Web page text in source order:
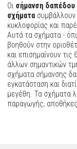
Οι σήμανση δαπέδου
σχήματα
κυκλοφορίας και
Αυτά τα σχήματα -
βοηθούν στην
και επισημαίνουν
άλλων σημαντικών
σχήματα σήμανσης
εγκατάσταση και
μεγέθη. Τα σχήματα
παραγωγής,